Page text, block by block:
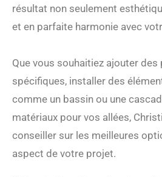
résultat non seulement
et en parfaite harmonie avec
Que vous souhaitiez ajouter
spécifiques, installer des
comme un bassin ou une
matériaux pour vos allées,
conseiller sur les meilleures
aspect de votre projet.